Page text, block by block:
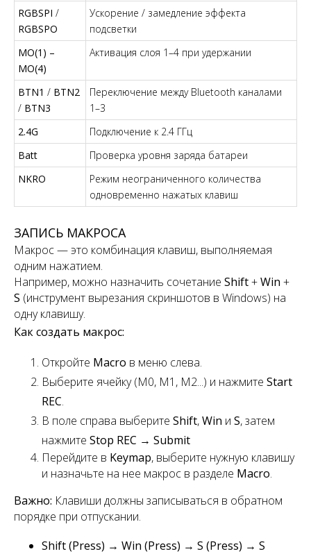
RGBSPI /
RGBSPO
Ускорение / замедление эффекта
подсветки
MO(1) –
MO(4)
Активация слоя 1–4 при удержании
BTN1 / BTN2
/ BTN3
Переключение между Bluetooth каналами
1–3
2.4G
Подключение к 2.4 ГГц
Batt
Проверка уровня заряда батареи
NKRO
Режим неограниченного количества
одновременно нажатых клавиш
ЗАПИСЬ МАКРОСА
Макрос — это комбинация клавиш, выполняемая
одним нажатием.
Например, можно назначить сочетание Shift+Win +
S (инструмент вырезания скриншотов в Windows) на
одну клавишу.
Как создать макрос:
Откройте Macro в меню слева.
Выберите ячейку (M0, M1, M2...) и нажмите Start
REC.
В поле справа выберите Shift,Win и S, затем
нажмите Stop REC → Submit
Перейдите в Keymap, выберите нужную клавишу
и назначьте на нее макрос в разделе Macro.
Важно: Клавиши должны записываться в обратном
порядке при отпускании.
Shift (Press) → Win (Press) → S (Press) → S